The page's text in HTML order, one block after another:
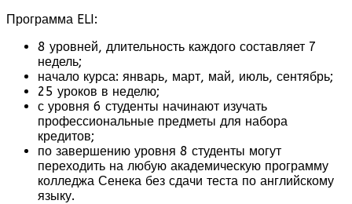
Программа ELI:
8 уровней, длительность каждого составляет 7
недель;
начало курса: январь, март, май, июль, сентябрь;
25 уроков в неделю;
с уровня 6 студенты начинают изучать
профессиональные предметы для набора
кредитов;
по завершению уровня 8 студенты могут
переходить на любую академическую программу
колледжа Сенека без сдачи теста по английскому
языку.